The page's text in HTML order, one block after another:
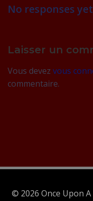
No responses yet
Laisser un
Vous devez vous
commentaire.
© 2026 Once Upon